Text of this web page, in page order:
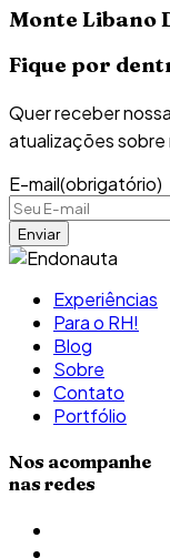
Monte Libano
Fique por
Quer receber
atualizações
E-mail(obrigatório)
Experiências
Para o RH!
Blog
Sobre
Contato
Portfólio
Nos acompanhe
nas redes